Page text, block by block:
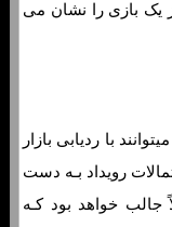
یک بازی را نشان می
با ردیابی بازار
رویداد بـه دست
جالب خواهد بود کـه